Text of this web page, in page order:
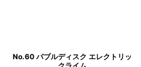
No.60 バブルディスク エレクトリッ